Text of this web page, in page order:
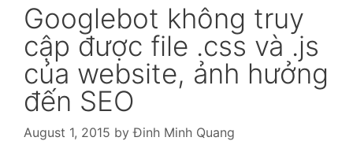
Googlebot không truy
cập được file .css và .js
của website, ảnh hưởng
đến SEO
August 1, 2015 byĐinh Minh Quang